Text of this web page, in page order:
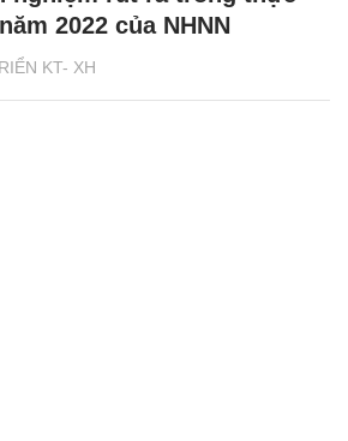
KT- XH
2022 của NHNN